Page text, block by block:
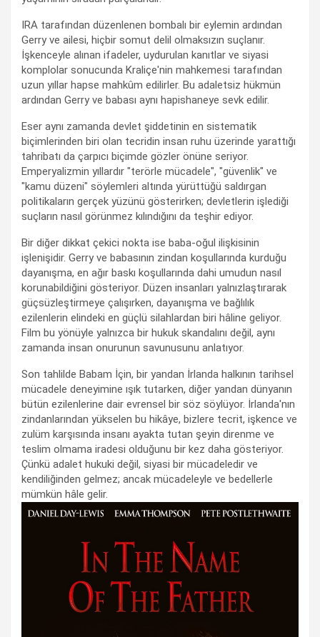
IRA tarafından düzenlenen bombalı bir eylemin ardından
Gerry ve ailesi, hiçbir somut delil olmaksızın suçlanır.
İşkenceyle alınan ifadeler, uydurulan kanıtlar ve siyasi
komplolar sonucunda Kraliçe'nin mahkemesi tarafından
uzun yıllar hapse mahkûm edilirler. Bu adaletsiz hükmün
ardından Gerry ve babası aynı hapishaneye sevk edilir.
Eser aynı zamanda devlet şiddetinin en sistematik
biçimlerinden biri olan tecridin insan ruhu üzerinde yarattığı
tahribatı da çarpıcı biçimde gözler önüne seriyor.
Emperyalizmin yıllardır "terörle mücadele", "güvenlik" ve
"kamu düzeni" söylemleri altında yürüttüğü saldırgan
politikaların gerçek yüzünü gösterirken; devletlerin işlediği
suçların nasıl görünmez kılındığını da teşhir ediyor.
Bir diğer dikkat çekici nokta ise baba-oğul ilişkisinin
işlenişidir. Gerry ve babasının zindan koşullarında kurduğu
dayanışma, en ağır baskı koşullarında dahi umudun nasıl
korunabildiğini gösteriyor. Düzen insanları yalnızlaştırarak
güçsüzleştirmeye çalışırken, dayanışma ve bağlılık
ezilenlerin elindeki en güçlü silahlardan biri hâline geliyor.
Film bu yönüyle yalnızca bir hukuk skandalını değil, aynı
zamanda insan onurunun savunusunu anlatıyor.
Son tahlilde Babam İçin, bir yandan İrlanda halkının tarihsel
mücadele deneyimine ışık tutarken, diğer yandan dünyanın
bütün ezilenlerine dair evrensel bir söz söylüyor. İrlanda'nın
zindanlarından yükselen bu hikâye, bizlere tecrit, işkence ve
zulüm karşısında insanı ayakta tutan şeyin direnme ve
teslim olmama iradesi olduğunu bir kez daha gösteriyor.
Çünkü adalet hukuki değil, siyasi bir mücadeledir ve
kendiliğinden gelmez; ancak mücadeleyle ve bedellerle
mümkün hâle gelir.